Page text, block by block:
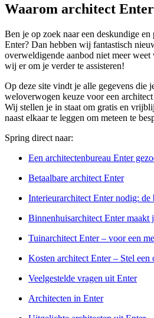
Waarom architect Enter
Ben je op zoek naar een deskundige
Enter? Dan hebben wij fantastisch
overweldigende aanbod niet meer
wij er om je verder te assisteren!
Op deze site vindt je alle gegevens die
weloverwogen keuze voor een
Wij stellen je in staat om gratis en
naast elkaar te leggen om meteen te
Spring direct naar:
Een architectenbureau Enter
Betaalbare architect Enter
Interieurarchitect Enter nodig: de
Binnenhuisarchitect Enter maakt
Tuinarchitect Enter – voor een
Kosten architect Enter – Stel een
Veelgestelde vragen uit Enter
Architecten in Enter